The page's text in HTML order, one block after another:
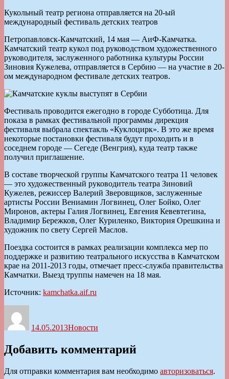
Кукольный театр региона отправляется на 20-ый
международный фестиваль детских театров
Петропавловск-Камчатский, 14 мая — АиФ-Камчатка.
Камчатский театр кукол под руководством художественного
руководителя, заслуженного работника культуры России
Зиновия Кужелева, отправляется в Сербию — на участие в 20-
ом международном фестивале детских театров.
Фестиваль проводится ежегодно в городе Субботица. Для
показа в рамках фестивальной программы дирекция
фестиваля выбрала спектакль «Куклоцирк». В это же время
некоторые постановки фестиваля будут проходить и в
соседнем городе — Сегеде (Венгрия), куда театр также
получил приглашение.
В составе творческой группы Камчатского театра 11 человек
— это художественный руководитель театра Зиновий
Кужелев, режиссер Валерий Зверовщиков, заслуженные
артисты России Вениамин Логвинец, Олег Бойко, Олег
Миронов, актеры Галия Логвинец, Евгения Кевевтегина,
Владимир Бережков, Олег Куриленко, Виктория Орешкина и
художник по свету Сергей Маслов.
Поездка состоится в рамках реализации комплекса мер по
поддержке и развитию театрального искусства в Камчатском
крае на 2011-2013 годы, отмечает пресс-служба правительства
Камчатки. Выезд труппы намечен на 18 мая.
Источник: kamchatka.aif.ru
14.05.2013Новости
Добавить комментарий
Для отправки комментария вам необходимо авторизоваться.